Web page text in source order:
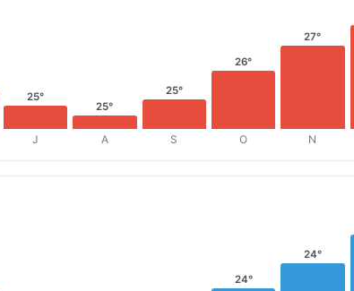
25°
J
25°
A
25°
S
26°
O
27°
N
24°
24°